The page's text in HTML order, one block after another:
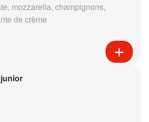
mozzarella, champignons,
de crème